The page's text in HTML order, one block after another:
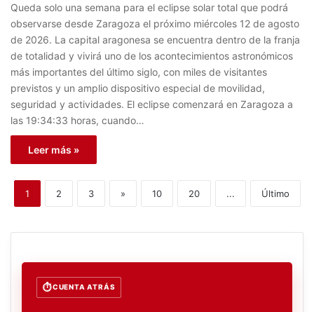
Queda solo una semana para el eclipse solar total que podrá
observarse desde Zaragoza el próximo miércoles 12 de agosto
de 2026. La capital aragonesa se encuentra dentro de la franja
de totalidad y vivirá uno de los acontecimientos astronómicos
más importantes del último siglo, con miles de visitantes
previstos y un amplio dispositivo especial de movilidad,
seguridad y actividades. El eclipse comenzará en Zaragoza a
las 19:34:33 horas, cuando…
Leer más »
1 2 3 » 10 20 ... Último
CUENTA ATRÁS